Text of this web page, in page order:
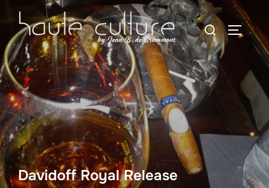
Inhalt
springen
Suchen
nach:
Davidoff Royal Release